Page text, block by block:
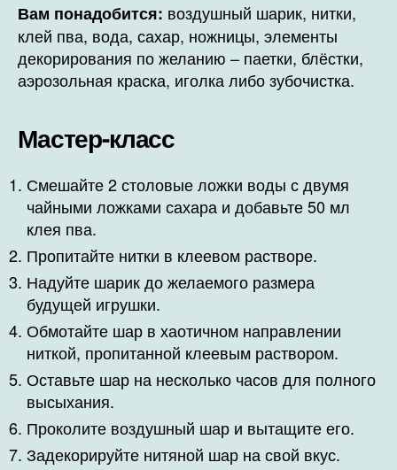
Вам понадобится: воздушный шарик, нитки,
клей пва, вода, сахар, ножницы, элементы
декорирования по желанию – паетки, блёстки,
аэрозольная краска, иголка либо зубочистка.
Мастер-класс
Смешайте 2 столовые ложки воды с двумя
чайными ложками сахара и добавьте 50 мл
клея пва.
Пропитайте нитки в клеевом растворе.
Надуйте шарик до желаемого размера
будущей игрушки.
Обмотайте шар в хаотичном направлении
ниткой, пропитанной клеевым раствором.
Оставьте шар на несколько часов для полного
высыхания.
Проколите воздушный шар и вытащите его.
Задекорируйте нитяной шар на свой вкус.